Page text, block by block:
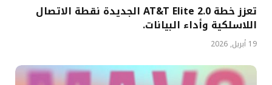
تعزز خطة AT&T Elite 2.0 الجديدة نقطة الاتصال
اللاسلكية وأداء البيانات.
19 أبريل, 2026